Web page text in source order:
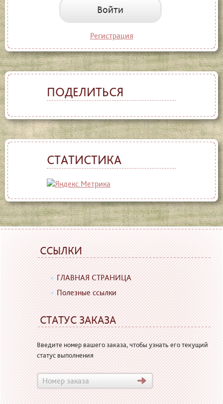
Войти
Регистрация
ПОДЕЛИТЬСЯ
СТАТИСТИКА
ССЫЛКИ
ГЛАВНАЯ СТРАНИЦА
Полезные ссылки
СТАТУС ЗАКАЗА
Введите номер вашего заказа, чтобы узнать его текущий
статус выполнения